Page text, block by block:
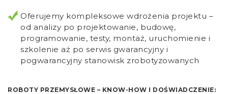
Oferujemy kompleksowe wdrożenia projektu –
od analizy po projektowanie, budowę,
programowanie, testy, montaż, uruchomienie i
szkolenie aż po serwis gwarancyjny i
pogwarancyjny stanowisk zrobotyzowanych
ROBOTY PRZEMYSŁOWE – KNOW-HOW I DOŚWIADCZENIE: